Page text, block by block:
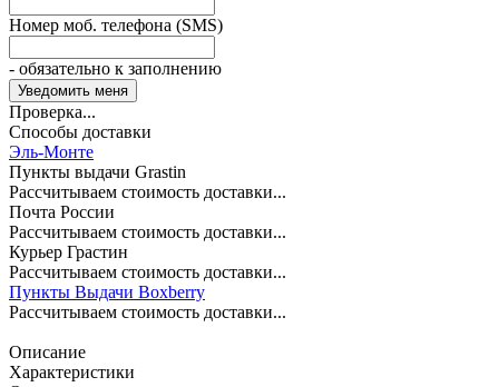
Номер моб. телефона (SMS)
- обязательно к заполнению
Проверка...
Способы доставки
Эль-Монте
Пункты выдачи Grastin
Рассчитываем стоимость доставки...
Почта России
Рассчитываем стоимость доставки...
Курьер Грастин
Рассчитываем стоимость доставки...
Пункты Выдачи Boxberry
Рассчитываем стоимость доставки...
Описание
Характеристики